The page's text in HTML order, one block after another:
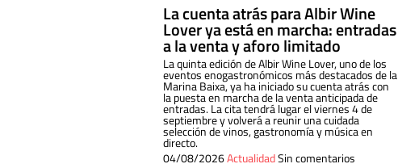
La cuenta atrás para Albir Wine
Lover ya está en marcha: entradas
a la venta y aforo limitado
La quinta edición de Albir Wine Lover, uno de los
eventos enogastronómicos más destacados de la
Marina Baixa, ya ha iniciado su cuenta atrás con
la puesta en marcha de la venta anticipada de
entradas. La cita tendrá lugar el viernes 4 de
septiembre y volverá a reunir una cuidada
selección de vinos, gastronomía y música en
directo.
04/08/2026ActualidadSin comentarios